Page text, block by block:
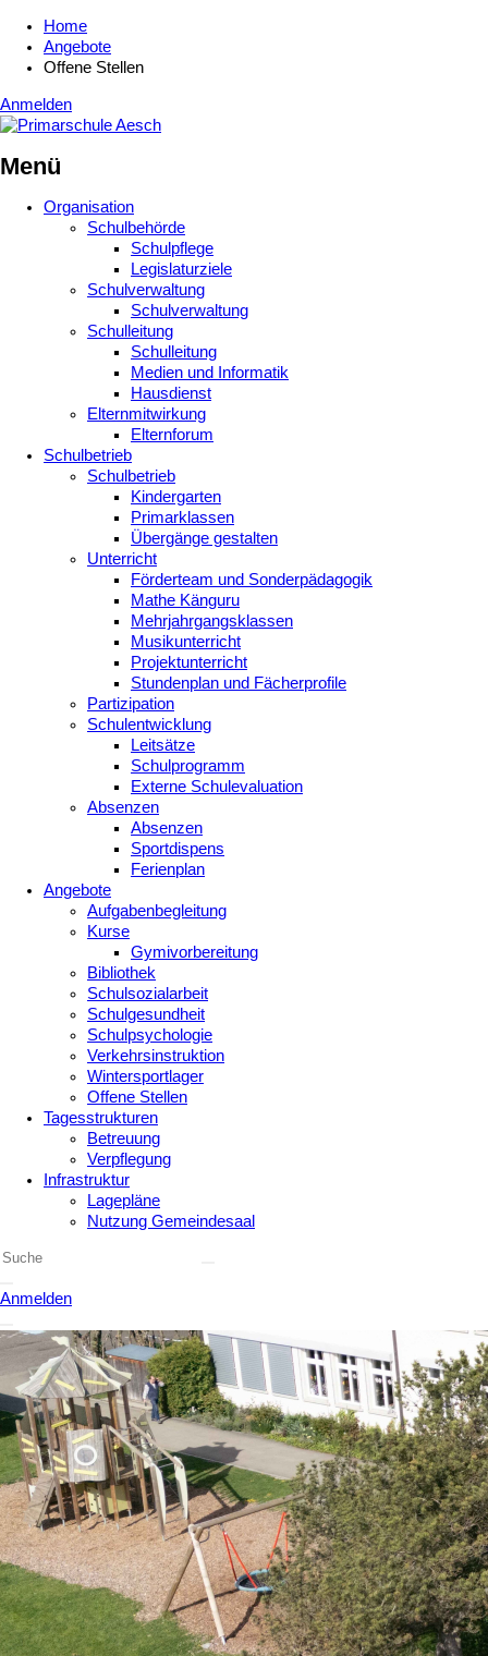
Home
Angebote
Offene Stellen
Anmelden
Menü
Organisation
Schulbehörde
Schulpflege
Legislaturziele
Schulverwaltung
Schulverwaltung
Schulleitung
Schulleitung
Medien und Informatik
Hausdienst
Elternmitwirkung
Elternforum
Schulbetrieb
Schulbetrieb
Kindergarten
Primarklassen
Übergänge gestalten
Unterricht
Förderteam und Sonderpädagogik
Mathe Känguru
Mehrjahrgangsklassen
Musikunterricht
Projektunterricht
Stundenplan und Fächerprofile
Partizipation
Schulentwicklung
Leitsätze
Schulprogramm
Externe Schulevaluation
Absenzen
Absenzen
Sportdispens
Ferienplan
Angebote
Aufgabenbegleitung
Kurse
Gymivorbereitung
Bibliothek
Schulsozialarbeit
Schulgesundheit
Schulpsychologie
Verkehrsinstruktion
Wintersportlager
Offene Stellen
Tagesstrukturen
Betreuung
Verpflegung
Infrastruktur
Lagepläne
Nutzung Gemeindesaal
Anmelden